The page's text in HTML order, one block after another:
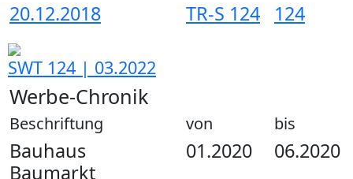
20.12.2018 TR-S 124 124
SWT 124 | 03.2022
Werbe-Chronik
Beschriftung
Bauhaus
Baumarkt
von
01.2020
bis
06.2020